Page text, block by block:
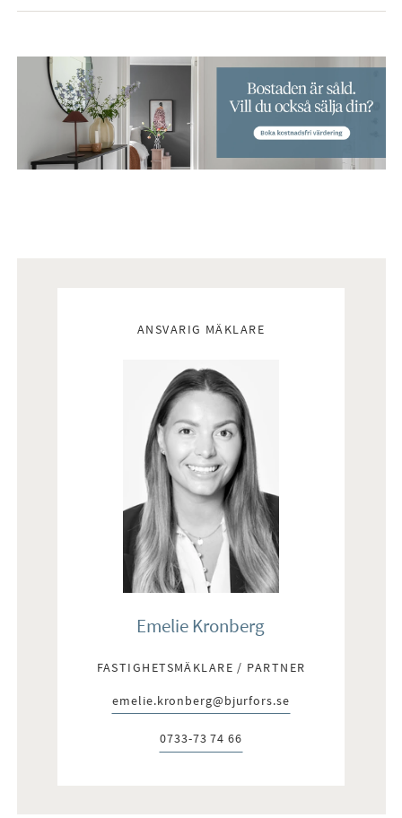
ANSVARIG MÄKLARE
Emelie Kronberg
FASTIGHETSMÄKLARE / PARTNER
E-post:
emelie.kronberg@bjurfors.se
Telefon:
0733-73 74 66